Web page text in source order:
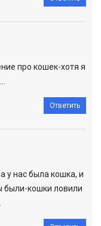
про кошек-хотя я
Ответить
у нас была кошка, и
были-кошки ловили